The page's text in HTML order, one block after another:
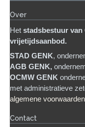
Over
Het stadsbestuur van
vrijetijdsaanbod.
STAD GENK,
AGB GENK,
OCMW GENK
met administratieve
algemene voorwaarden
Contact